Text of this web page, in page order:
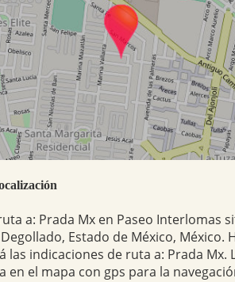
a: Prada Mx en Paseo Interlomas
Estado de México, México.
las indicaciones de ruta a: Prada Mx.
en el mapa con gps para la